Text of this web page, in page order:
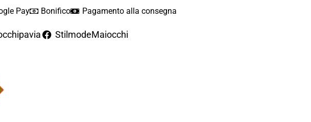
Pay Bonifico Pagamento alla consegna
StilmodeMaiocchi